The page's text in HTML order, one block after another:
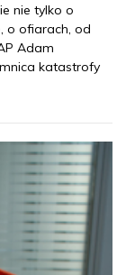
nie tylko o
o ofiarach, od
Adam
katastrofy